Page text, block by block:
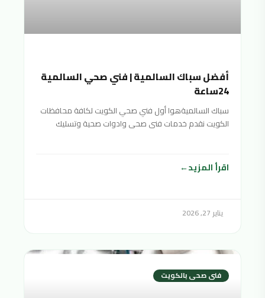
أفضل سباك السالمية | فني صحي السالمية
24ساعة
سباك السالميةهوا أول فني صحي الكويت لكافة محافظات
الكويت نقدم خدمات فنى صحى وادوات صحية وتسليك
اقرأ المزيد
يناير 27, 2026
فنى صحى بالكويت